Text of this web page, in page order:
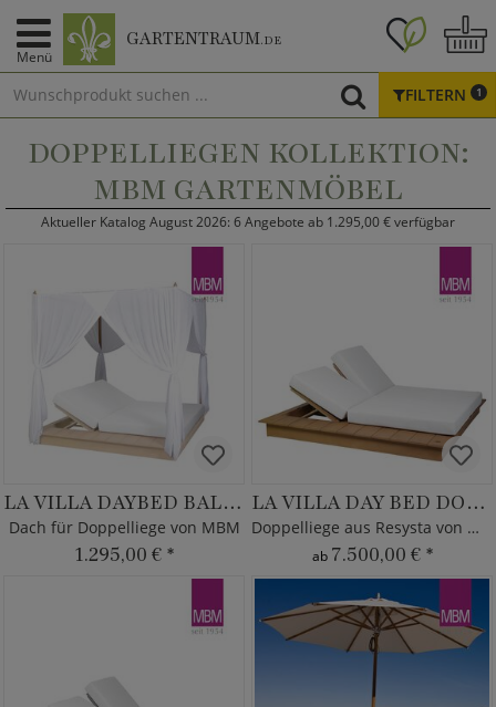
Menü
GARTENTRAUM.DE
FILTERN 1
DOPPELLIEGEN KOLLEKTION:
MBM GARTENMÖBEL
Aktueller Katalog August 2026: 6 Angebote ab 1.295,00 € verfügbar
LA VILLA DAYBED BALDACHIN
Dach für Doppelliege von MBM
1.295,00 € *
LA VILLA DAY BED DOPPELLIEGE
Doppelliege aus Resysta von MBM
ab 7.500,00 € *